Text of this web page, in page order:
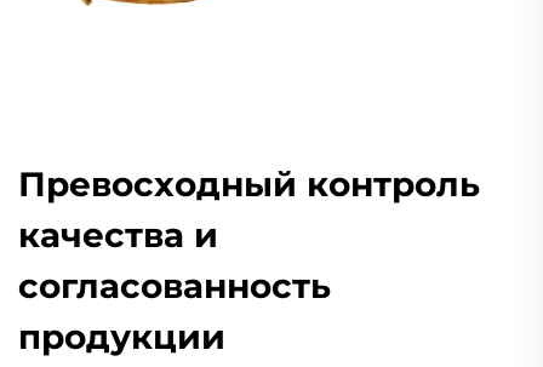
Превосходный контроль
качества и
согласованность
продукции